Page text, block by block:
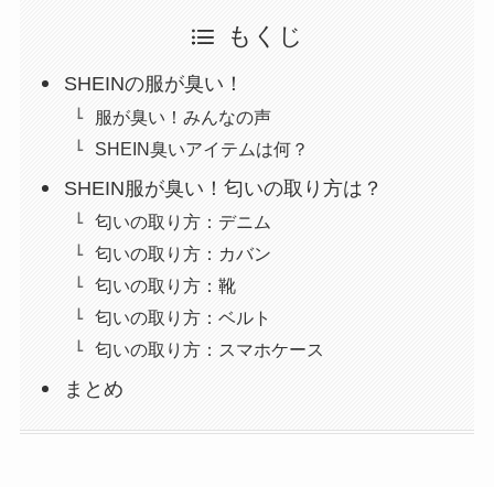
もくじ
SHEINの服が臭い！
服が臭い！みんなの声
SHEIN臭いアイテムは何？
SHEIN服が臭い！匂いの取り方は？
匂いの取り方：デニム
匂いの取り方：カバン
匂いの取り方：靴
匂いの取り方：ベルト
匂いの取り方：スマホケース
まとめ